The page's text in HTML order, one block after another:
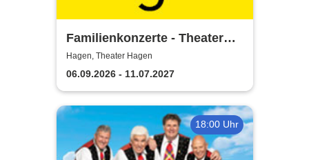
Familienkonzerte - Theater
Hagen
Hagen, Theater Hagen
06.09.2026 - 11.07.2027
18:00 Uhr